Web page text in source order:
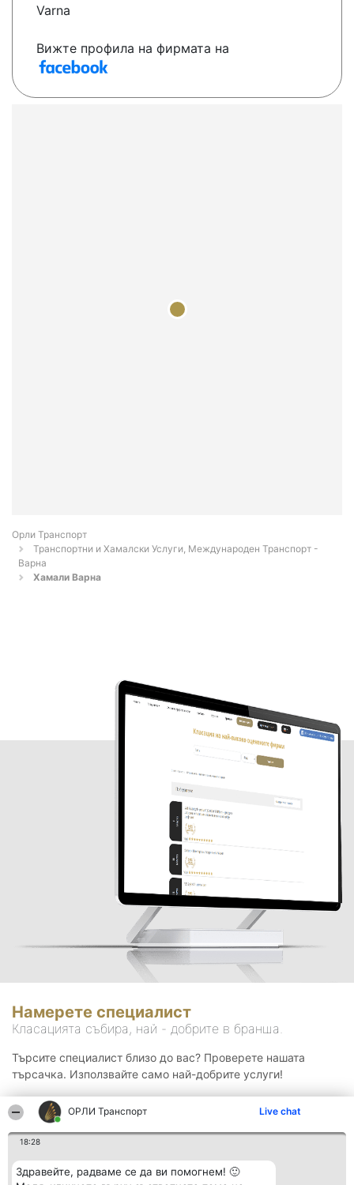
ОРЛИ Транспорт Live chat
18:28
Здравейте, радваме се да ви помогнем! 🙂
Varna
Вижте профила на фирмата на
Орли Транспорт
Транспортни и Хамалски Услуги, Международен Транспорт -
Варна
Хамали Варна
Намерете специалист
Класацията събира, най - добрите в бранша.
Търсите специалист близо до вас? Проверете нашата
търсачка. Използвайте само най-добрите услуги!